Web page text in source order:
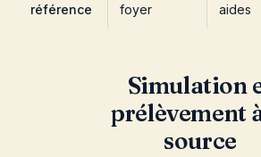
référence
foyer
aides
Simulation
prélèvement
source